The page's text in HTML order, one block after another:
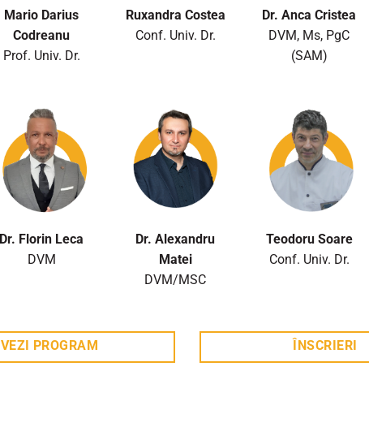
Mario Darius
Codreanu
Prof. Univ. Dr.
Ruxandra Costea
Conf. Univ. Dr.
Dr. Anca Cristea
DVM, Ms, PgC
(SAM)
Dr. Florin Leca
DVM
Dr. Alexandru
Matei
DVM/MSC
Teodoru Soare
Conf. Univ. Dr.
VEZI PROGRAM ÎNSCRIERI